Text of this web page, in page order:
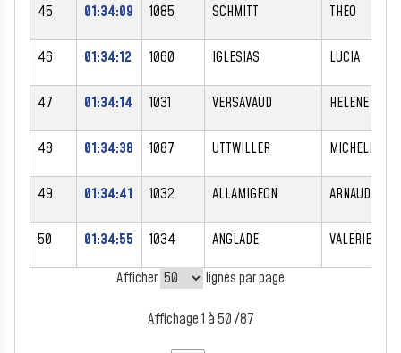
45 01:34:09 1085 SCHMITT THEO
46 01:34:12 1060 IGLESIAS LUCIA
47 01:34:14 1031 VERSAVAUD HELENE
48 01:34:38 1087 UTTWILLER MICHELE
49 01:34:41 1032 ALLAMIGEON ARNAUD
50 01:34:55 1034 ANGLADE
VALERIE
Afficher
lignes par page
Affichage 1 à 50 /87